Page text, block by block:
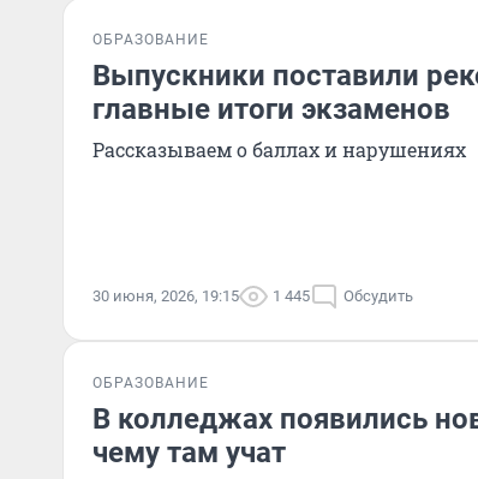
ОБРАЗОВАНИЕ
Выпускники поставили
главные итоги экзаменов
Рассказываем о баллах и нарушениях
30 июня, 2026, 19:15 1 445 Обсудить
ОБРАЗОВАНИЕ
В колледжах появились
чему там учат